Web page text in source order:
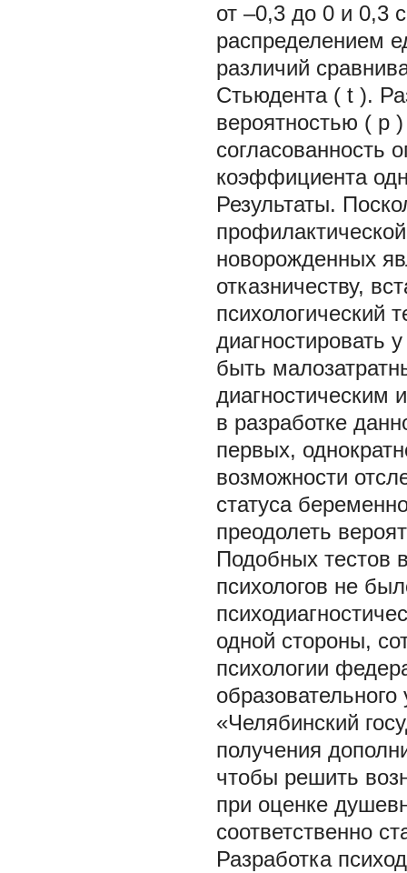
от –0,3 до 0 и 0,3
распределением
различий
Стьюдента ( t ).
вероятностью ( р
согласованность
коэффициента
Результаты.
новорожденных
отказничеству,
психологический
диагностировать
быть
диагностическим
в разработке
первых,
возможности
статуса
преодолеть
Подобных тестов
психологов не
одной стороны,
психологии
«Челябинский
получения
чтобы решить
при оценке
соответственно
Разработка